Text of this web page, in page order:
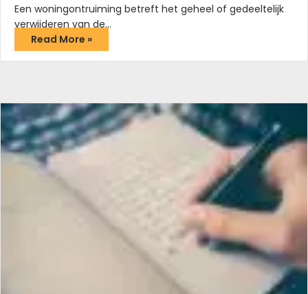
Een woningontruiming betreft het geheel of gedeeltelijk
verwijderen van de…
Read More »